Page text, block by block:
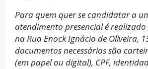
Para quem quer se candidatar a
atendimento presencial é realizado
na Rua Enock Ignácio de Oliveira,
documentos necessários são
(em papel ou digital), CPF,